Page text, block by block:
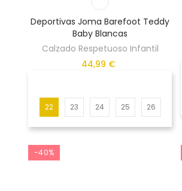
Deportivas Joma Barefoot Teddy
Baby Blancas
Calzado Respetuoso Infantil
44,99 €
22 23 24 25 26
-40%